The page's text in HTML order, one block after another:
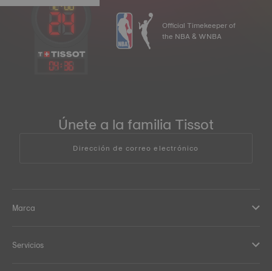
04: 36
Official Timekeeper of
the NBA & WNBA
Únete a la familia Tissot
Dirección de correo electrónico
Marca
Servicios